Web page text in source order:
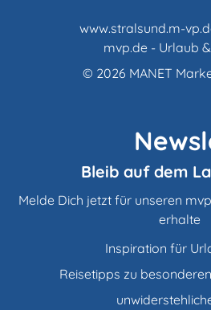
www.stralsund.m-
mvp.de - Urlaub
© 2026 MANET
Bleib auf dem
Melde Dich jetzt für unseren
erhalte
Inspiration für
Reisetipps zu